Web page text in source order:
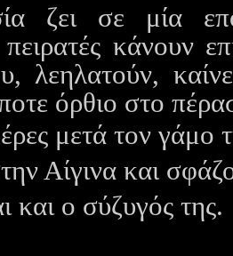
ζει σε μία
κάνουν
λεηλατούν,
όρθιο στο
μετά τον γάμο
Αίγινα και
και ο σύζυγός της.